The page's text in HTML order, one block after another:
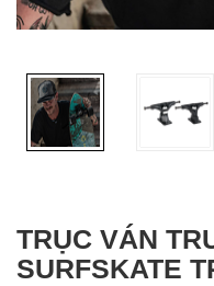
TRỤC VÁN
SURFSKATE